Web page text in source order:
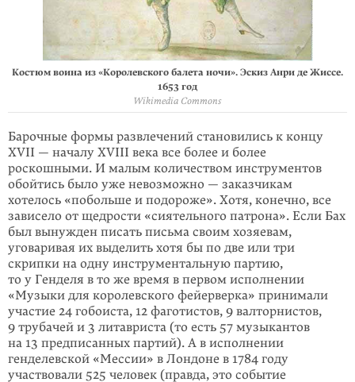
Костюм воина из «Королевского балета ночи». Эскиз Анри де Жиссе.
1653 год
Wikimedia Commons
Барочные формы развлечений становились к концу
XVII — началу XVIII века все более и более
роскошными. И малым количеством инструментов
обойтись было уже невозможно — заказчикам
хотелось «побольше и подороже». Хотя, конечно, все
зависело от щедрости «сиятельного патрона». Если Бах
был вынужден писать письма своим хозяевам,
уговаривая их выделить хотя бы по две или три
скрипки на одну инструментальную партию,
то у Генделя в то же время в первом исполнении
«Музыки для королевского фейерверка» принимали
участие 24 гобоиста, 12 фаготистов, 9 валторнистов,
9 трубачей и 3 литавриста (то есть 57 музыкантов
на 13 предписанных партий). А в испол­нении
генделевской «Мессии» в Лондоне в 1784 году
участвовали 525 человек (правда, это событие